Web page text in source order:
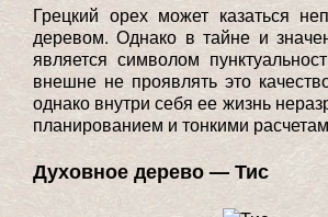
Грецкий орех может казаться
деревом. Однако в тайне и
является символом
внешне не проявлять это
однако внутри себя ее жизнь
планированием и тонкими
Духовное дерево — Тис